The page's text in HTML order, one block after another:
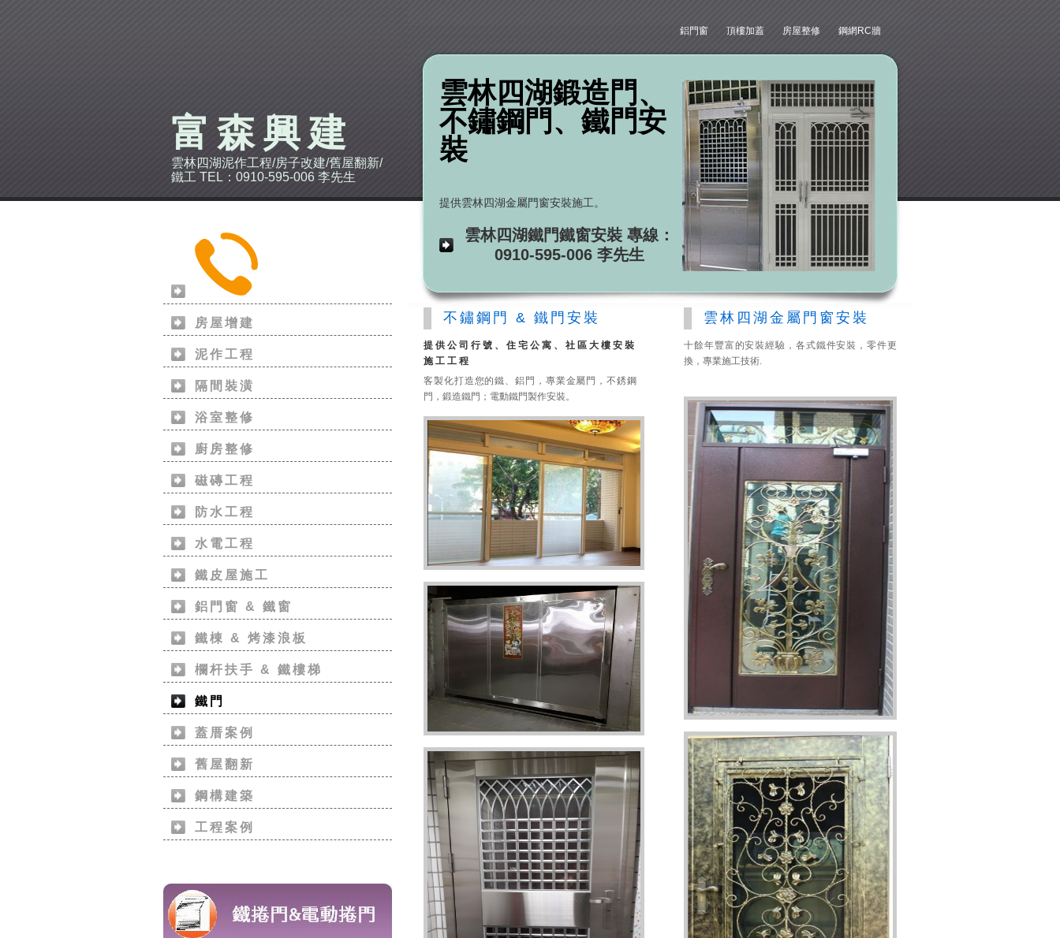
富森興建
雲林四湖泥作工程/房子改建/舊屋翻新/
鐵工 TEL：0910-595-006 李先生
房屋增建
泥作工程
隔間裝潢
浴室整修
廚房整修
磁磚工程
防水工程
水電工程
鐵皮屋施工
鋁門窗 & 鐵窗
鐵棟 & 烤漆浪板
欄杆扶手 & 鐵樓梯
鐵門
蓋厝案例
舊屋翻新
鋼構建築
工程案例
鋁門窗 頂樓加蓋 房屋整修 鋼網RC牆
雲林四湖鍛造門、
不鏽鋼門、鐵門安
裝
提供雲林四湖金屬門窗安裝施工。
雲林四湖鐵門鐵窗安裝 專線：
0910-595-006 李先生
不鏽鋼門 & 鐵門安裝
提供公司行號、住宅公寓、社區大樓安裝
施工工程
客製化打造您的鐵、鋁門，專業金屬門，不銹鋼
門，鍛造鐵門；電動鐵門製作安裝。
雲林四湖金屬門窗安裝
十餘年豐富的安裝經驗，各式鐵件安裝，零件更
換，專業施工技術.